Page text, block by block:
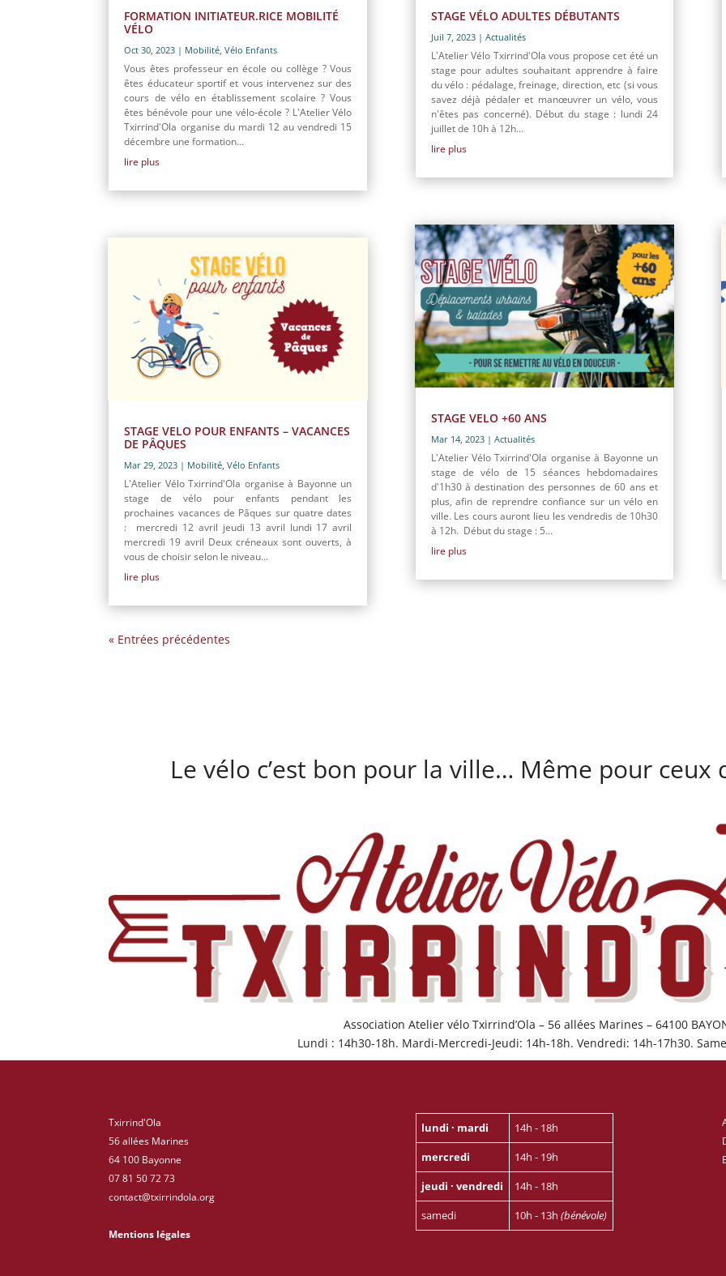
FORMATION INITIATEUR.RICE MOBILITÉ
VÉLO
Oct 30, 2023 | Mobilité ,Vélo Enfants
Vous êtes professeur en école ou collège ? Vous
êtes éducateur sportif et vous intervenez sur des
cours de vélo en établissement scolaire ? Vous
êtes bénévole pour une vélo-école ? L'Atelier Vélo
Txirrind'Ola organise du mardi 12 au vendredi 15
décembre une formation...
lire plus
STAGE VELO POUR ENFANTS – VACANCES
DE PÂQUES
Mar 29, 2023 | Mobilité ,Vélo Enfants
L'Atelier Vélo Txirrind'Ola organise à Bayonne un
stage de vélo pour enfants pendant les
prochaines vacances de Pâques sur quatre dates
: mercredi 12 avril jeudi 13 avril lundi 17 avril
mercredi 19 avril Deux créneaux sont ouverts, à
vous de choisir selon le niveau...
lire plus
STAGE VÉLO ADULTES DÉBUTANTS
Juil 7, 2023| Actualités
L'Atelier Vélo Txirrind'Ola vous propose cet été un
stage pour adultes souhaitant apprendre à faire
du vélo : pédalage, freinage, direction, etc (si vous
savez déjà pédaler et manœuvrer un vélo, vous
n'êtes pas concerné). Début du stage : lundi 24
juillet de 10h à 12h...
lire plus
STAGE VELO +60 ANS
Mar 14, 2023| Actualités
L'Atelier Vélo Txirrind'Ola organise à Bayonne un
stage de vélo de 15 séances hebdomadaires
d'1h30 à destination des personnes de 60 ans et
plus, afin de reprendre confiance sur un vélo en
ville. Les cours auront lieu les vendredis de 10h30
à 12h. Début du stage : 5...
lire plus
« Entrées précédentes
Le vélo c’est bon pour la ville… Même pour ceux
Association Atelier vélo Txirrind’Ola – 56 allées Marines – 64100
Lundi : 14h30-18h. Mardi-Mercredi-Jeudi: 14h-18h. Vendredi: 14h-17h30.
Txirrind'Ola
56 allées Marines
64 100 Bayonne
07 81 50 72 73
contact@txirrindola.org
Mentions légales
lundi · mardi
14h - 18h
mercredi
14h - 19h
jeudi · vendredi
14h - 18h
samedi
10h - 13h (bénévole)